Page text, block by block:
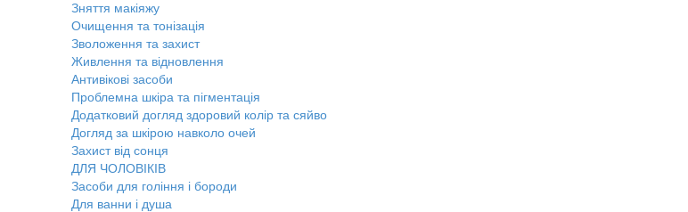
Зняття макіяжу
Очищення та тонізація
Зволоження та захист
Живлення та відновлення
Антивікові засоби
Проблемна шкіра та пігментація
Додатковий догляд здоровий колір та сяйво
Догляд за шкірою навколо очей
Захист від сонця
ДЛЯ ЧОЛОВІКІВ
Засоби для гоління і бороди
Для ванни і душа